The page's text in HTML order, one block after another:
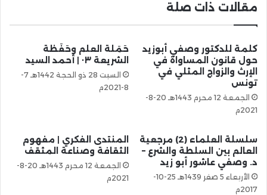
مقالات ذات صلة
كلمة للدكتور وصفي أبوزيد
حول قانون المساواة في
الإرث والزواج المثلي في
تونس
الجمعة 12 محرم 1443هـ 20-8-
2021م
حَمَلة العلم وحَفَظة
الشريعة ٠٣ | أحمد السيد
السبت 28 ذو الحجة 1442هـ 7-
8-2021م
سلسلة العلماء (2) مرجعية
العالم بين السلطة والشرع –
د. وصفي عاشور أبو زيد
الأربعاء 5 صفر 1439هـ 25-10-
2017م
المنتدى الفكري | مفهوم
الثقافة وصناعة المثقف
الجمعة 12 محرم 1443هـ 20-8-
2021م